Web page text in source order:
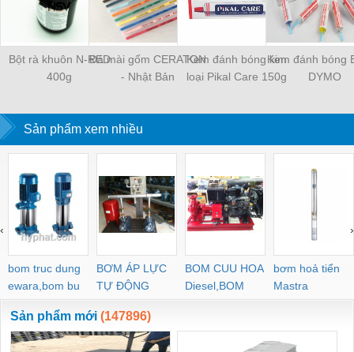
Bột rà khuôn N-RED
400g
Đá mài gốm CERATON
- Nhật Bản
Kem đánh bóng kim
loại Pikal Care 150g
Kem đánh bóng
DYMO
Sản phẩm xem nhiều
bom truc dung
ewara,bom bu
ewara
BƠM ÁP LỰC
TỰ ĐỘNG
BOM CUU HOA
Diesel,BOM
CHUA CHAY
bơm hoả tiển
Mastra
‹ ›
Sản phẩm mới (147896)